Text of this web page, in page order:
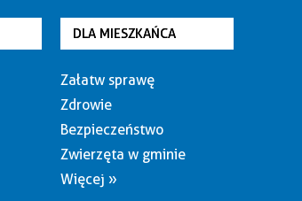
DLA MIESZKAŃCA
Załatw sprawę
Zdrowie
Bezpieczeństwo
Zwierzęta w gminie
Więcej »